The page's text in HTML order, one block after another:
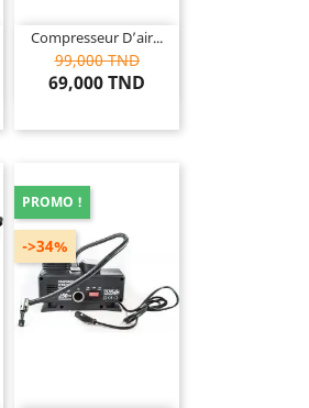
Compresseur D’air...
99,000 TND
69,000 TND
->34%
PROMO !